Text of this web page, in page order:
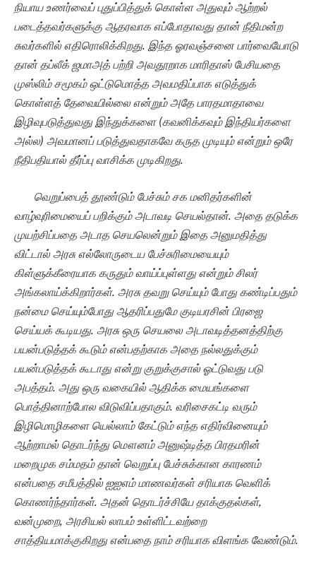
நியாய உணர்வைப் புதுப்பித்துக் கொள்ள அதுவும் ஆற்றல்
படைத்தவர்களுக்கு ஆதரவாக எப்போதாவது தான் நீதிமன்ற
சுவர்களில் எதிரொலிக்கிறது. இந்த ஓரவஞ்சனை பார்வையோடு
தான் தப்லீக் ஜமாஅத் பற்றி அவதூறாக மாரிதாஸ் பேசியதை
முஸ்லிம் சமூகம் ஒட்டுமொத்த அவமதிப்பாக எடுத்துக்
கொள்ளத் தேவையில்லை என்றும் அதே பாரதமாதாவை
இழிவுபடுத்துவது இந்துக்களை (கவனிக்கவும் இந்தியர்களை
அல்ல) அவமானப் படுத்துவதாகவே கருத முடியும் என்றும் ஒரே
நீதிபதியால் தீர்ப்பு வாசிக்க முடிகிறது.
வெறுப்பைத் தூண்டும் பேச்சும் சக மனிதர்களின்
வாழ்வுரிமையைப் பறிக்கும் அடாவடி செயல்தான். அதை தடுக்க
முயற்சிப்பதை அடாத செயலென்றும் இதை அனுமதித்து
விட்டால் அரசு எல்லோருடைய பேச்சுரிமையையும்
கிள்ளுக்கீரையாக கருதும் வாய்ப்புள்ளது என்றும் சிலர்
அங்கலாய்க்கிறார்கள். அரசு தவறு செய்யும் போது கண்டிப்பதும்
நன்மை செய்யும்போது ஆதரிப்பதுமே குடியரசின் பிரஜை
செய்யக் கூடியது. அரசு ஒரு செயலை அடாவடித்தனத்திற்கு
பயன்படுத்தக் கூடும் என்பதற்காக அதை நல்லதுக்கும்
பயன்படுத்தக் கூடாது என்று குறுக்குசால் ஓட்டுவது படு
அபத்தம். அது ஒரு வகையில் ஆதிக்க மையங்களை
பொத்தினாற்போல விடுவிப்பதாகும். வரிசைகட்டி வரும்
இழிமொழிகளை யெல்லாம் கேட்டும் எந்த எதிர்வினையும்
ஆற்றாமல் தொடர்ந்து மௌனம் அனுஷ்டித்த பிரதமரின்
மறைமுக சம்மதம் தான் வெறுப்பு பேச்சுக்கான காரணம்
என்பதை சமீபத்தில் ஐஐஎம் மாணவர்கள் சரியாக வெளிக்
கொணர்ந்தார்கள். அதன் தொடர்ச்சியே தாக்குதல்கள்,
வன்முறை, அரசியல் லாபம் உள்ளிட்டவற்றை
சாத்தியமாக்குகிறது என்பதை நாம் சரியாக விளங்க வேண்டும்.